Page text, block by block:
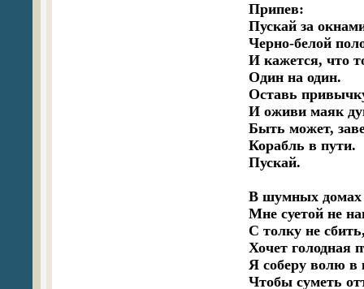
Припев:
Пускай за
Черно-белой
И кажется, что
Один на один.
Оставь
И оживи маяк
Быть может,
Корабль в пути.
Пускай.
В шумных домах
Мне суетой не
С толку не
Хочет голодная
Я соберу волю в
Чтобы суметь